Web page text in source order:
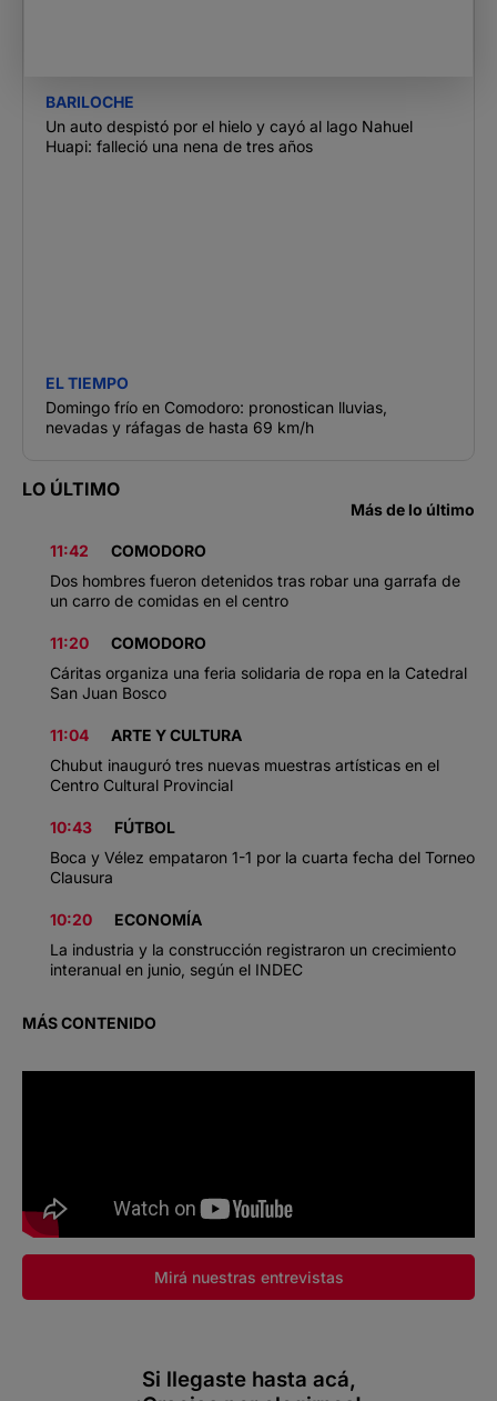
BARILOCHE
Un auto despistó por el hielo y cayó al lago Nahuel
Huapi: falleció una nena de tres años
EL TIEMPO
Domingo frío en Comodoro: pronostican lluvias,
nevadas y ráfagas de hasta 69 km/h
LO ÚLTIMO
Más de lo último
11:42
COMODORO
Dos hombres fueron detenidos tras robar una garrafa de
un carro de comidas en el centro
11:20
COMODORO
Cáritas organiza una feria solidaria de ropa en la Catedral
San Juan Bosco
11:04
ARTE Y CULTURA
Chubut inauguró tres nuevas muestras artísticas en el
Centro Cultural Provincial
10:43
FÚTBOL
Boca y Vélez empataron 1-1 por la cuarta fecha del Torneo
Clausura
10:20
ECONOMÍA
La industria y la construcción registraron un crecimiento
interanual en junio, según el INDEC
MÁS CONTENIDO
Mirá nuestras entrevistas
Si llegaste hasta acá,